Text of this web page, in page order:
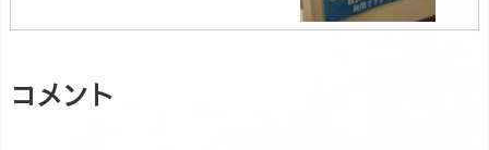
コメント